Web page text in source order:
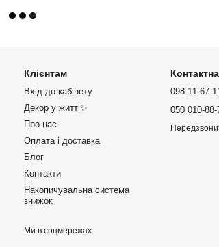
Клієнтам
Вхід до кабінету
Декор у житті✨
Про нас
Оплата і доставка
Блог
Контакти
Накопичувальна система
знижок
Ми в соцмережах
098 11-67-
050 010-88-